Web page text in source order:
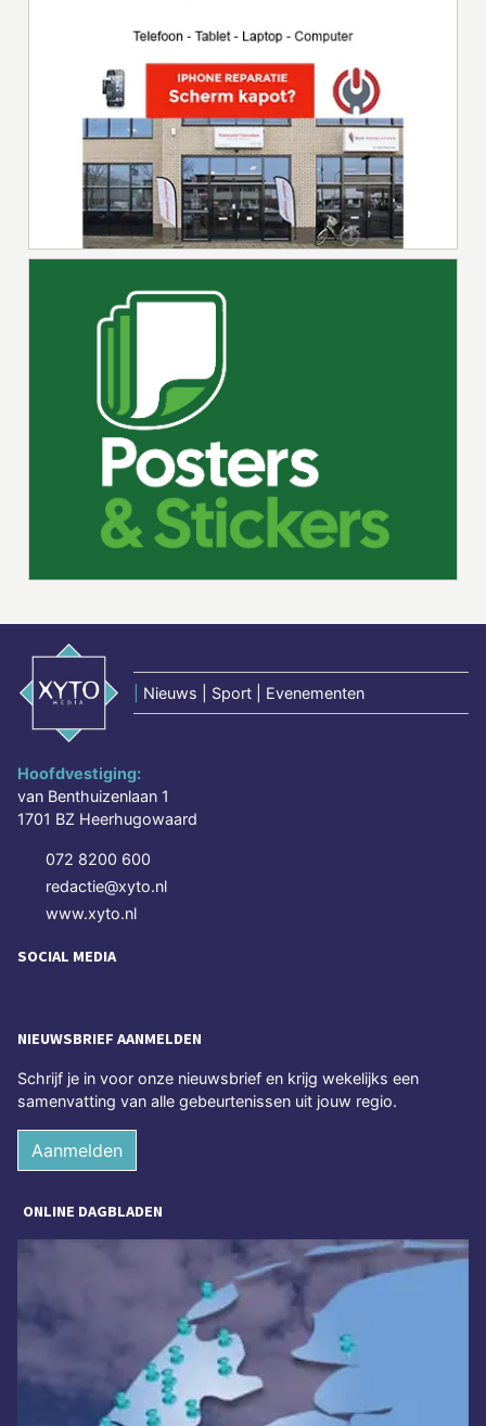
Nieuws | Sport | Evenementen
Hoofdvestiging:
van Benthuizenlaan 1
1701 BZ Heerhugowaard
072 8200 600
redactie@xyto.nl
www.xyto.nl
SOCIAL MEDIA
NIEUWSBRIEF AANMELDEN
Schrijf je in voor onze nieuwsbrief en krijg wekelijks een
samenvatting van alle gebeurtenissen uit jouw regio.
Aanmelden
ONLINE DAGBLADEN